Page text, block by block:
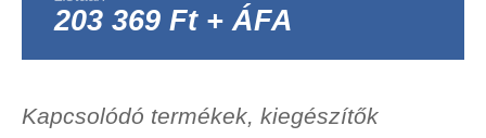
203 369 Ft + ÁFA
Kapcsolódó termékek, kiegészítők